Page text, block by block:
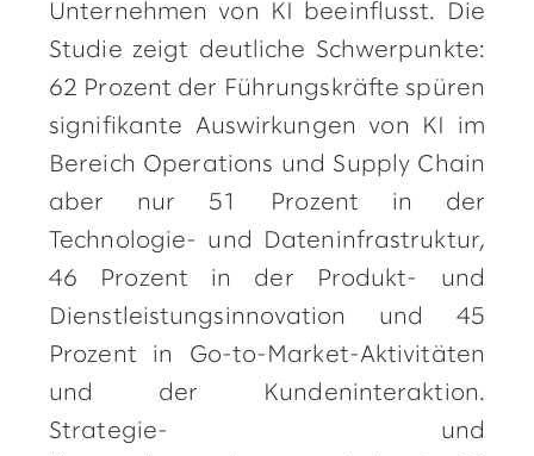
Unternehmen von KI beeinflusst. Die
Studie zeigt deutliche Schwerpunkte:
62 Prozent der Führungskräfte spüren
signifikante Auswirkungen von KI im
Bereich Operations und Supply Chain
aber nur 51 Prozent in der
Technologie- und Dateninfrastruktur,
46 Prozent in der Produkt- und
Dienstleistungsinnovation und 45
Prozent in Go-to-Market-Aktivitäten
und der Kundeninteraktion.
Strategie- und